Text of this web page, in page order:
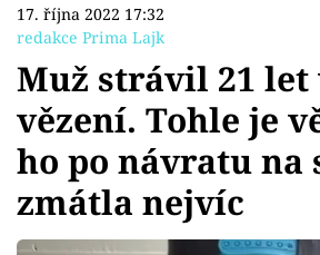
Témata
Showbyznys
Youtubeři
17. října 2022 17:32
redakce Prima Lajk
Muž strávil 21 let
vězení. Tohle je
ho po návratu na
zmátla nejvíc